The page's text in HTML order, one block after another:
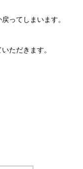
ってしまいます。
ただきます。